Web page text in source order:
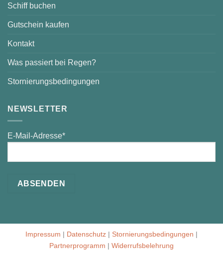
Schiff buchen
Gutschein kaufen
Kontakt
Was passiert bei Regen?
Stornierungsbedingungen
NEWSLETTER
E-Mail-Adresse*
Impressum | Datenschutz | Stornierungsbedingungen |
Partnerprogramm | Widerrufsbelehrung